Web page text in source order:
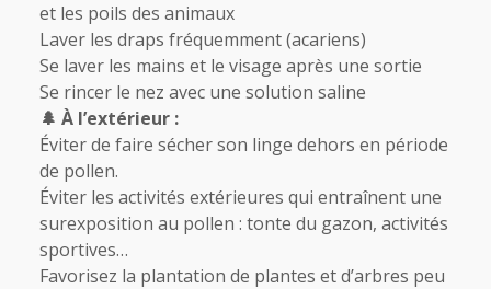
et les poils des animaux
Laver les draps fréquemment (acariens)
Se laver les mains et le visage après une sortie
Se rincer le nez avec une solution saline
🌲 À l’extérieur :
Éviter de faire sécher son linge dehors en période
de pollen.
Éviter les activités extérieures qui entraînent une
surexposition au pollen : tonte du gazon, activités
sportives…
Favorisez la plantation de plantes et d’arbres peu